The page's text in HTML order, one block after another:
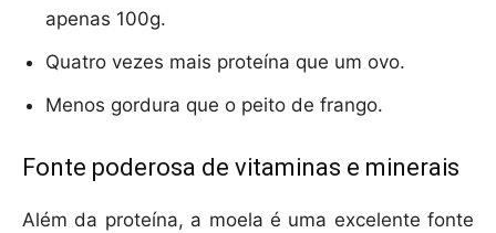
apenas 100g.
Quatro vezes mais proteína que um ovo.
Menos gordura que o peito de frango.
Fonte poderosa de vitaminas e minerais
Além da proteína, a moela é uma excelente fonte